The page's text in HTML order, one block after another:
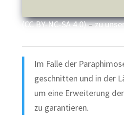
(CC BY-NC-SA 4.0)–zu
Im Falle der
geschnitten und in der
um eine Erweiterung
zu garantieren.